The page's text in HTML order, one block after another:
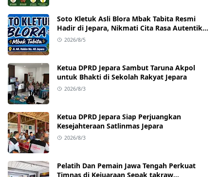
Soto Kletuk Asli Blora Mbak Tabita Resmi
Hadir di Jepara, Nikmati Cita Rasa Autentik
Mulai Rp10 Ribu
2026/8/5
Ketua DPRD Jepara Sambut Taruna Akpol
untuk Bhakti di Sekolah Rakyat Jepara
2026/8/3
Ketua DPRD Jepara Siap Perjuangkan
Kesejahteraan Satlinmas Jepara
2026/8/3
Pelatih Dan Pemain Jawa Tengah Perkuat
Timnas di Kejuaraan Sepak takraw